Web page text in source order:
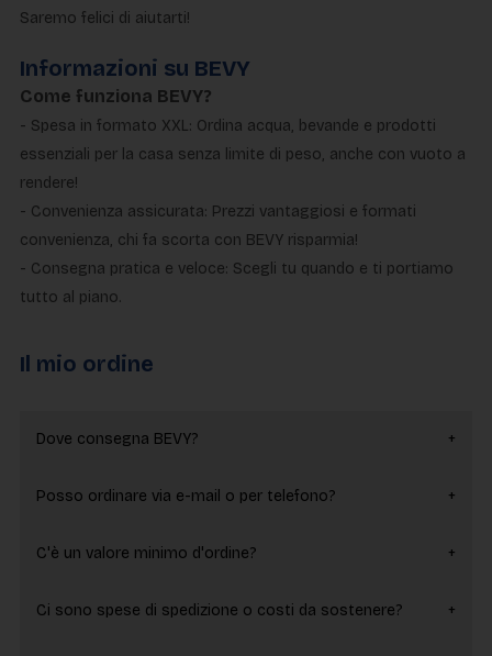
Saremo felici di aiutarti!
Informazioni su BEVY
Come funziona BEVY?
- Spesa in formato XXL: Ordina acqua, bevande e prodotti
essenziali per la casa senza limite di peso, anche con vuoto a
rendere!
- Convenienza assicurata: Prezzi vantaggiosi e formati
convenienza, chi fa scorta con BEVY risparmia!
- Consegna pratica e veloce: Scegli tu quando e ti portiamo
tutto al piano.
Il mio ordine
Dove consegna BEVY?
Posso ordinare via e-mail o per telefono?
C'è un valore minimo d'ordine?
Ci sono spese di spedizione o costi da sostenere?